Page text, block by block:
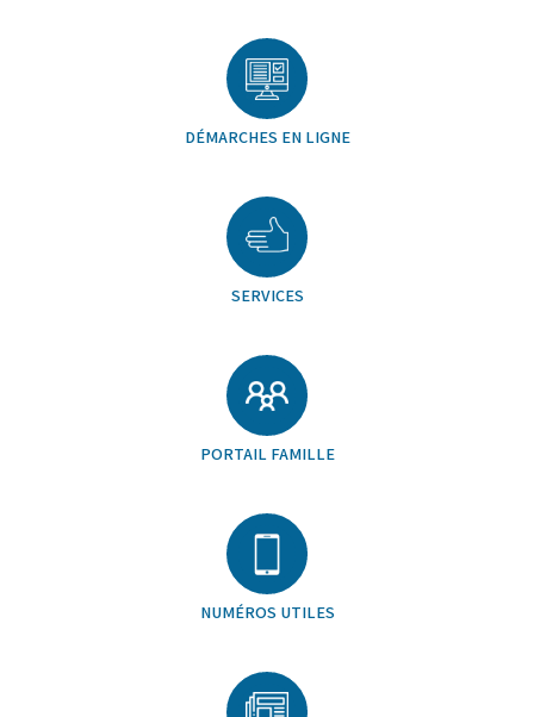
DÉMARCHES EN LIGNE
SERVICES
PORTAIL FAMILLE
NUMÉROS UTILES